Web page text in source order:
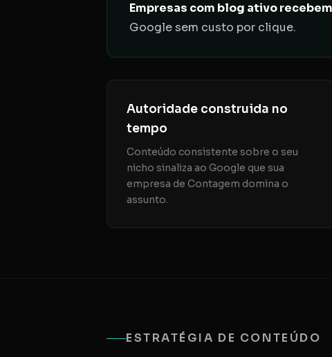
Empresas com blog ativo
Google sem custo por clique.
Autoridade construida no
tempo
Conteúdo consistente sobre o seu
nicho sinaliza ao Google que sua
empresa de Contagem domina o
assunto.
ESTRATÉGIA DE CONTEÚDO